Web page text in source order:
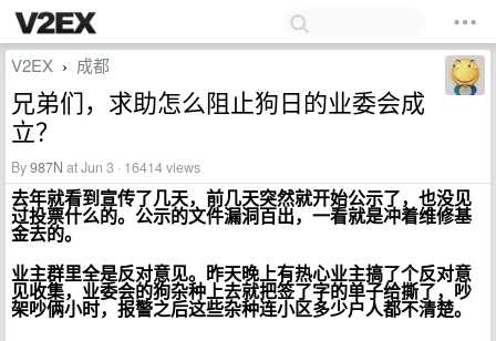
V2EX › 成都
兄弟们，求助怎么阻止狗日的业委会成
立？
By987N at Jun 3 · 16414 views
去年就看到宣传了几天，前几天突然就开始公示了，也没见
过投票什么的。公示的文件漏洞百出，一看就是冲着维修基
金去的。
业主群里全是反对意见。昨天晚上有热心业主搞了个反对意
见收集，业委会的狗杂种上去就把签了字的单子给撕了，吵
架吵俩小时，报警之后这些杂种连小区多少户人都不清楚。